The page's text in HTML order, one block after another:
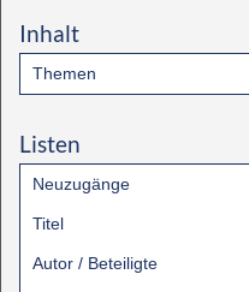
Inhalt
Themen
Listen
Neuzugänge
Titel
Autor / Beteiligte